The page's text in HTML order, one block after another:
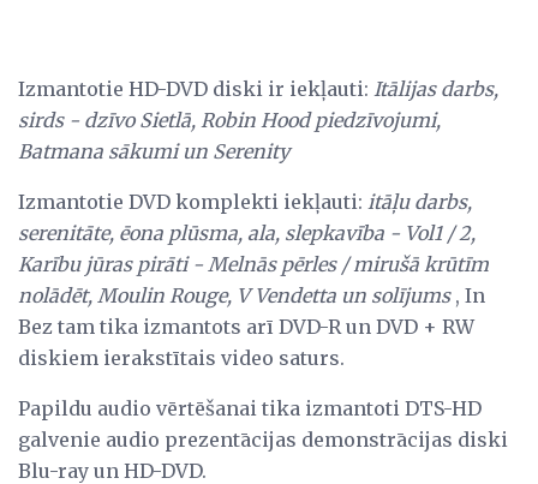
Izmantotie HD-DVD diski ir iekļauti: Itālijas darbs,
sirds - dzīvo Sietlā, Robin Hood piedzīvojumi,
Batmana sākumi un Serenity
Izmantotie DVD komplekti iekļauti: itāļu darbs,
serenitāte, ēona plūsma, ala, slepkavība - Vol1 / 2,
Karību jūras pirāti - Melnās pērles / mirušā krūtīm
nolādēt, Moulin Rouge, V Vendetta un solījums, In
Bez tam tika izmantots arī DVD-R un DVD + RW
diskiem ierakstītais video saturs.
Papildu audio vērtēšanai tika izmantoti DTS-HD
galvenie audio prezentācijas demonstrācijas diski
Blu-ray un HD-DVD.